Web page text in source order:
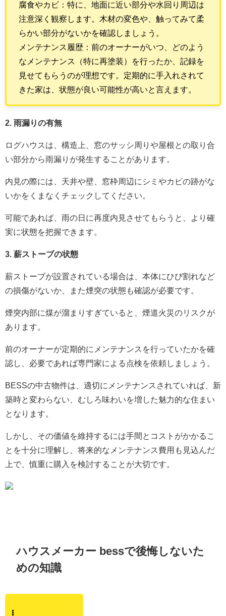
腐食やカビ：特に、地面に近い部分や水回り周辺は
注意深く観察します。木材の変色や、触ってみて柔
らかい部分がないかを確認しましょう。
メンテナンス履歴：前のオーナーがいつ、どのよう
なメンテナンス（特に再塗装）を行ったか、記録を
見せてもらうのが理想です。定期的に手入れされて
きた家は、状態が良い可能性が高いと言えます。
2. 雨漏りの有無
ログハウスは、構造上、窓のサッシ周りや屋根との取り合
い部分から雨漏りが発生することがあります。
内見の際には、天井や壁、窓枠周辺にシミやカビの跡がな
いかをくまなくチェックしてください。
可能であれば、雨の日に再度内見させてもらうと、より確
実に状態を把握できます。
3. 薪ストーブの状態
薪ストーブが設置されている場合は、本体にひび割れなど
の損傷がないか、また煙突の状態も確認が必要です。
煙突内部に煤が溜まりすぎていると、煙道火災のリスクが
あります。
前のオーナーが定期的にメンテナンスを行っていたかを確
認し、必要であれば専門家による点検を依頼しましょう。
BESSの中古物件は、適切にメンテナンスされていれば、新
築時と変わらない、むしろ味わいを増した魅力的な住まい
となります。
しかし、その価値を維持するには手間とコストがかかるこ
とを十分に理解し、将来的なメンテナンス費用も見込んだ
上で、慎重に購入を検討することが大切です。
ハウスメーカー bessで後悔しないた
めの知識